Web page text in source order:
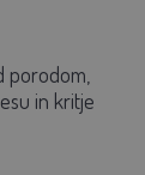
porodom,
in kritje